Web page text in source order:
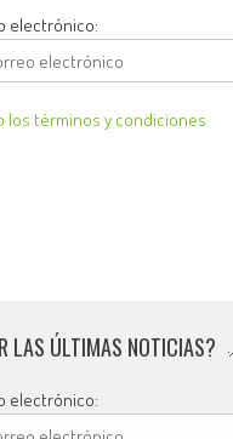
electrónico:
los términos y condiciones
LAS ÚLTIMAS NOTICIAS?
electrónico: